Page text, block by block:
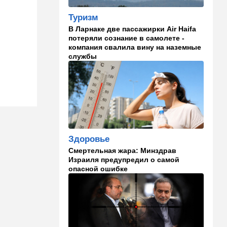
Что изменилось в аэропорту
Бен-Гурион после войны:
безопасность и советы
пассажирам
13:58 Здоровье
Какие продукты помогают
легче переносить стресс:
что выяснили ученые
13:47 Ближний Восток
Турция все ближе подходит
отношениях с Израилем:
провокационное заявление
13:45 В мире
Помидоры научились
предупреждать соседей об
опасном вирусе
Туризм
В Ларнаке две пассажирки Air Haifa
потеряли сознание в самолете -
компания свалила вину на наземные
службы
Здоровье
Смертельная жара: Минздрав
Израиля предупредил о самой
опасной ошибке